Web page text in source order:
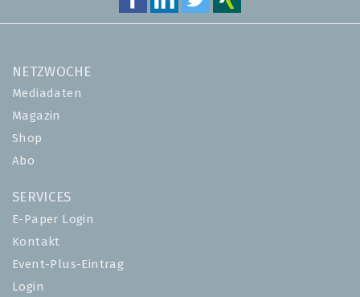
NETZWOCHE
Mediadaten
Magazin
Shop
Abo
SERVICES
E-Paper Login
Kontakt
Event-Plus-Eintrag
Login